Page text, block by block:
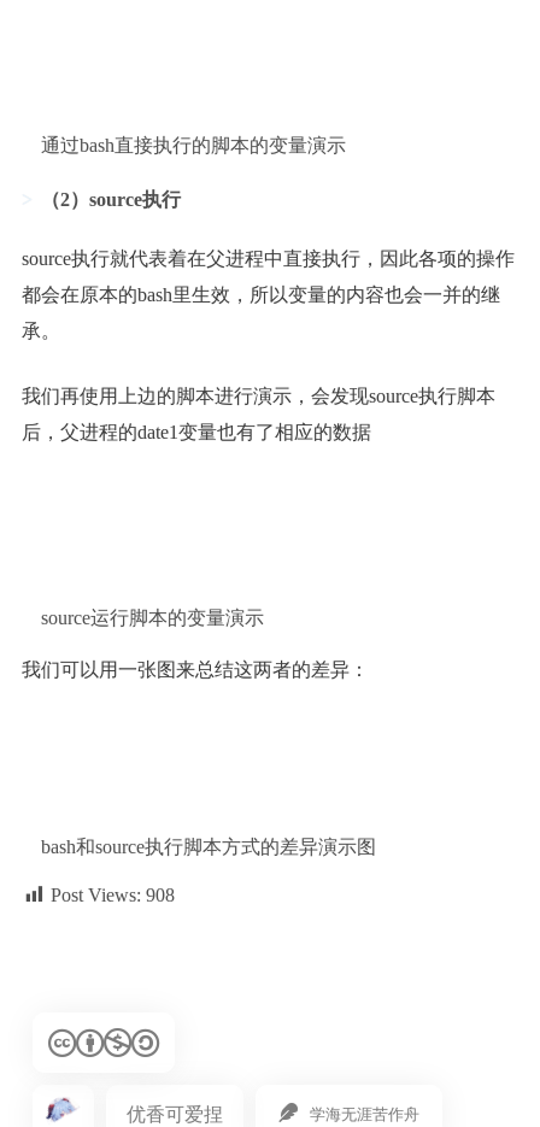
通过bash直接执行的脚本的变量演示
（2）source执行
source执行就代表着在父进程中直接执行，因此各项的操作
都会在原本的bash里生效，所以变量的内容也会一并的继
承。
我们再使用上边的脚本进行演示，会发现source执行脚本
后，父进程的date1变量也有了相应的数据
source运行脚本的变量演示
我们可以用一张图来总结这两者的差异：
bash和source执行脚本方式的差异演示图
Post Views: 908
优香可爱捏 学海无涯苦作舟